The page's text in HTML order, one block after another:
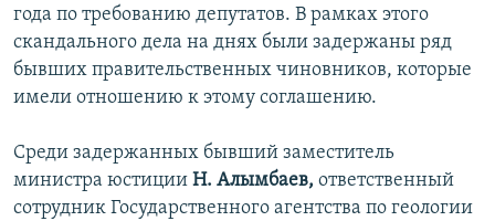
года по требованию депутатов. В рамках этого
скандального дела на днях были задержаны ряд
бывших правительственных чиновников, которые
имели отношению к этому соглашению.
Среди задержанных бывший заместитель
министра юстиции Н. Алымбаев, ответственный
сотрудник Государственного агентства по геологии